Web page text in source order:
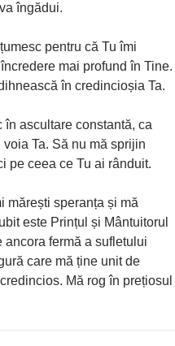
îngădui.
pentru că Tu îmi
mai profund în Tine.
în credincioșia Ta.
în ascultare constantă, ca
Ta. Să nu mă sprijin
pe ceea ce Tu ai rânduit.
mărești speranța și mă
este Prințul și Mântuitorul
ancora fermă a sufletului
care mă ține unit de
Mă rog în prețiosul